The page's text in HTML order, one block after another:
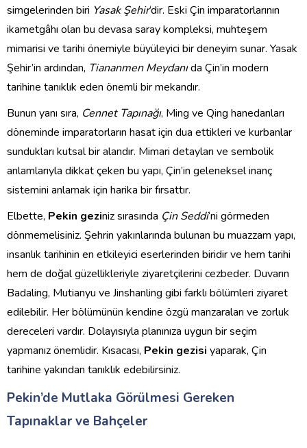
simgelerinden biri Yasak Şehir‘dir. Eski Çin imparatorlarının
ikametgâhı olan bu devasa saray kompleksi, muhteşem
mimarisi ve tarihi önemiyle büyüleyici bir deneyim sunar. Yasak
Şehir’in ardından, Tiananmen Meydanıda Çin’in modern
tarihine tanıklık eden önemli bir mekandır.
Bunun yanı sıra, Cennet Tapınağı, Ming ve Qing hanedanları
döneminde imparatorların hasat için dua ettikleri ve kurbanlar
sundukları kutsal bir alandır. Mimari detayları ve sembolik
anlamlarıyla dikkat çeken bu yapı, Çin’in geleneksel inanç
sistemini anlamak için harika bir fırsattır.
Elbette, Pekin geziniz sırasında Çin Seddi‘ni görmeden
dönmemelisiniz. Şehrin yakınlarında bulunan bu muazzam yapı,
insanlık tarihinin en etkileyici eserlerinden biridir ve hem tarihi
hem de doğal güzellikleriyle ziyaretçilerini cezbeder. Duvarın
Badaling, Mutianyu ve Jinshanling gibi farklı bölümleri ziyaret
edilebilir. Her bölümünün kendine özgü manzaraları ve zorluk
dereceleri vardır. Dolayısıyla planınıza uygun bir seçim
yapmanız önemlidir. Kısacası, Pekin gezisi yaparak, Çin
tarihine yakından tanıklık edebilirsiniz.
Pekin’de Mutlaka Görülmesi Gereken
Tapınaklar ve Bahçeler